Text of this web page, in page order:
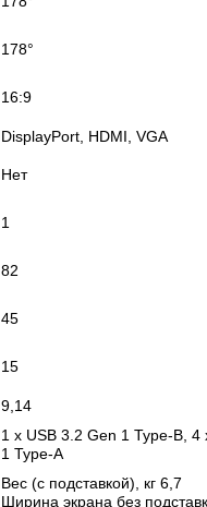
178°
16:9
DisplayPort, HDMI, VGA
Нет
1
82
45
15
9,14
1 х USB 3.2 Gen 1 Type-B, 4
1 Type-A
Вес (с подставкой), кг 6,7
Ширина экрана без